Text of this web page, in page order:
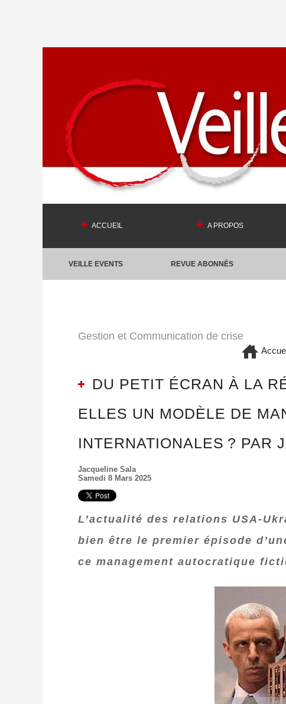
ACCUEIL A PROPOS
VEILLE EVENTS REVUE ABONNÉS
Gestion et Communication de crise
DU PETIT ÉCRAN À LA
ELLES UN MODÈLE DE
INTERNATIONALES ? PAR
Jacqueline Sala
Samedi 8 Mars 2025
L’actualité des relations USA-
bien être le premier épisode
ce management autocratique